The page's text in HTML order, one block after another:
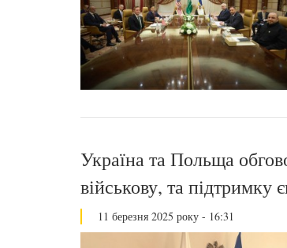
Україна та Польща
військову, та підтримку
11 березня 2025 року - 16:31